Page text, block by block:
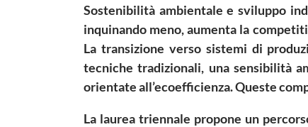
Sostenibilità ambientale e sviluppo
inquinando meno, aumenta la
La transizione verso sistemi di
tecniche tradizionali, una sensibilità
orientate all’ecoefficienza. Queste
La laurea triennale propone un